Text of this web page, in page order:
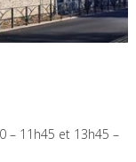
– 11h45 et 13h45 –